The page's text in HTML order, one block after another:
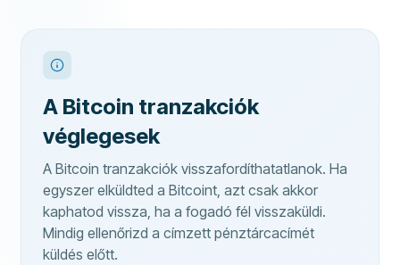
A Bitcoin tranzakciók
véglegesek
A Bitcoin tranzakciók visszafordíthatatlanok. Ha
egyszer elküldted a Bitcoint, azt csak akkor
kaphatod vissza, ha a fogadó fél visszaküldi.
Mindig ellenőrizd a címzett pénztárcacímét
küldés előtt.